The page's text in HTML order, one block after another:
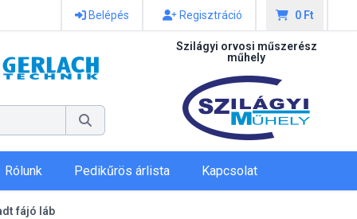
Belépés Regisztráció 0 Ft
Szilágyi orvosi műszerész
műhely
Rólunk Pedikűrös árlista Kapcsolat
fájó láb